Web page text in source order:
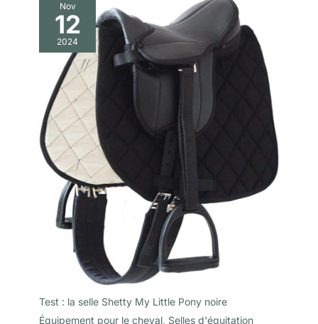
Nov
12
2024
Test : la selle Shetty My Little Pony noire
Équipement pour le cheval, Selles d'équitation